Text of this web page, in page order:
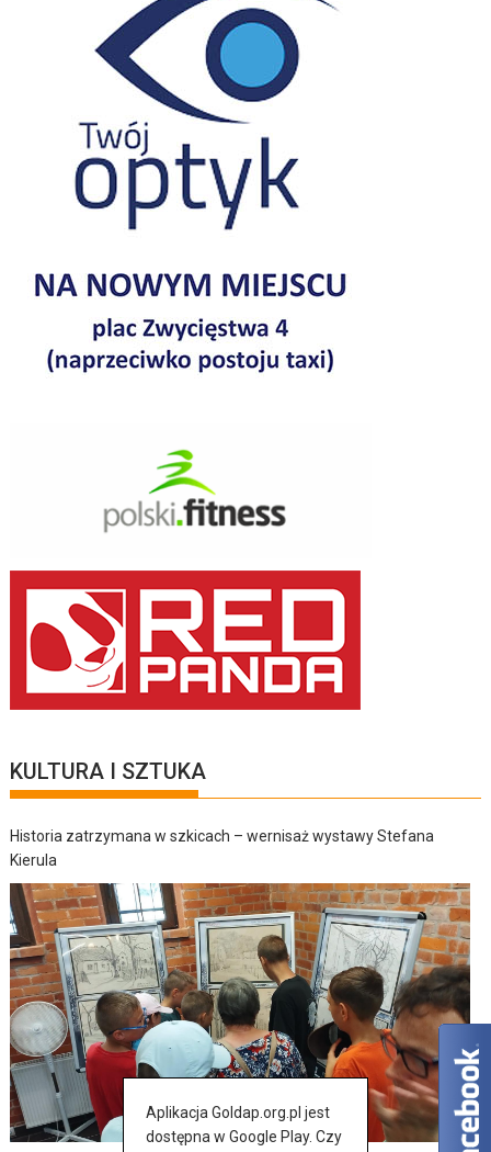
KULTURA I SZTUKA
Historia zatrzymana w szkicach – wernisaż wystawy Stefana
Kierula
Aplikacja Goldap.org.pl jest
dostępna w Google Play. Czy